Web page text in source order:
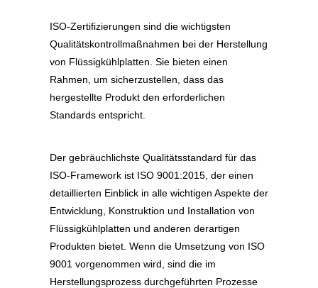
ISO-Zertifizierungen sind die wichtigsten
Qualitätskontrollmaßnahmen bei der Herstellung
von Flüssigkühlplatten. Sie bieten einen
Rahmen, um sicherzustellen, dass das
hergestellte Produkt den erforderlichen
Standards entspricht.
Der gebräuchlichste Qualitätsstandard für das
ISO-Framework ist ISO 9001:2015, der einen
detaillierten Einblick in alle wichtigen Aspekte der
Entwicklung, Konstruktion und Installation von
Flüssigkühlplatten und anderen derartigen
Produkten bietet. Wenn die Umsetzung von ISO
9001 vorgenommen wird, sind die im
Herstellungsprozess durchgeführten Prozesse